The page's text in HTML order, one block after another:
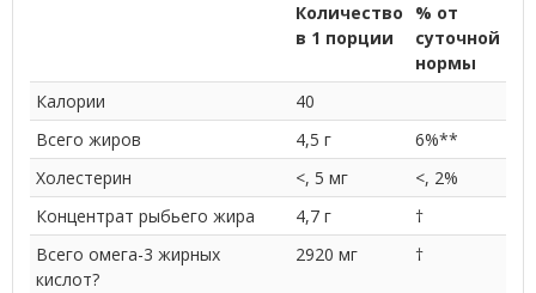
Количество
в 1 порции
% от
суточной
нормы
Калории
40
Всего жиров
4,5 г
6%**
Холестерин
<, 5 мг
<, 2%
Концентрат рыбьего жира
4,7 г
†
Всего омега-3 жирных
кислот?
2920 мг †